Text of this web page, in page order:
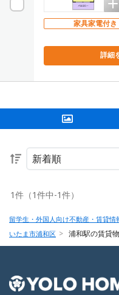
家具家電付き
詳細
1件（1件中-1件）
留学生・外国人向け不動産・賃貸
いたま市浦和区
浦和駅の賃貸